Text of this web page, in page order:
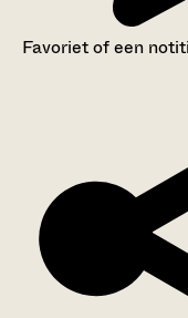
Favoriet of een